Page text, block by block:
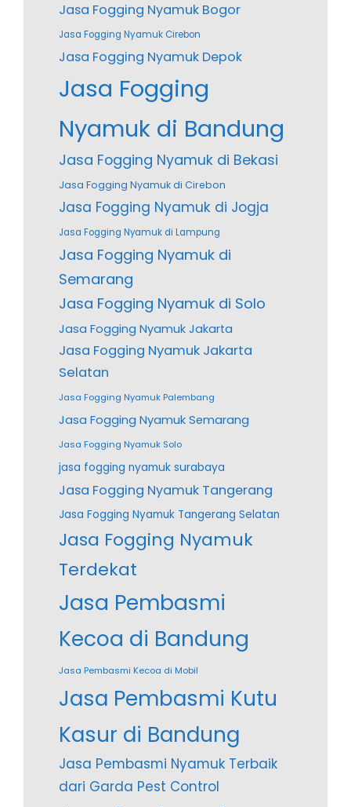
Jasa Fogging Nyamuk Bogor
Jasa Fogging Nyamuk Cirebon
Jasa Fogging Nyamuk Depok
Jasa Fogging
Nyamuk di Bandung
Jasa Fogging Nyamuk di Bekasi
Jasa Fogging Nyamuk di Cirebon
Jasa Fogging Nyamuk di Jogja
Jasa Fogging Nyamuk di Lampung
Jasa Fogging Nyamuk di
Semarang
Jasa Fogging Nyamuk di Solo
Jasa Fogging Nyamuk Jakarta
Jasa Fogging Nyamuk Jakarta
Selatan
Jasa Fogging Nyamuk Palembang
Jasa Fogging Nyamuk Semarang
Jasa Fogging Nyamuk Solo
jasa fogging nyamuk surabaya
Jasa Fogging Nyamuk Tangerang
Jasa Fogging Nyamuk Tangerang Selatan
Jasa Fogging Nyamuk
Terdekat
Jasa Pembasmi
Kecoa di Bandung
Jasa Pembasmi Kecoa di Mobil
Jasa Pembasmi Kutu
Kasur di Bandung
Jasa Pembasmi Nyamuk Terbaik
dari Garda Pest Control